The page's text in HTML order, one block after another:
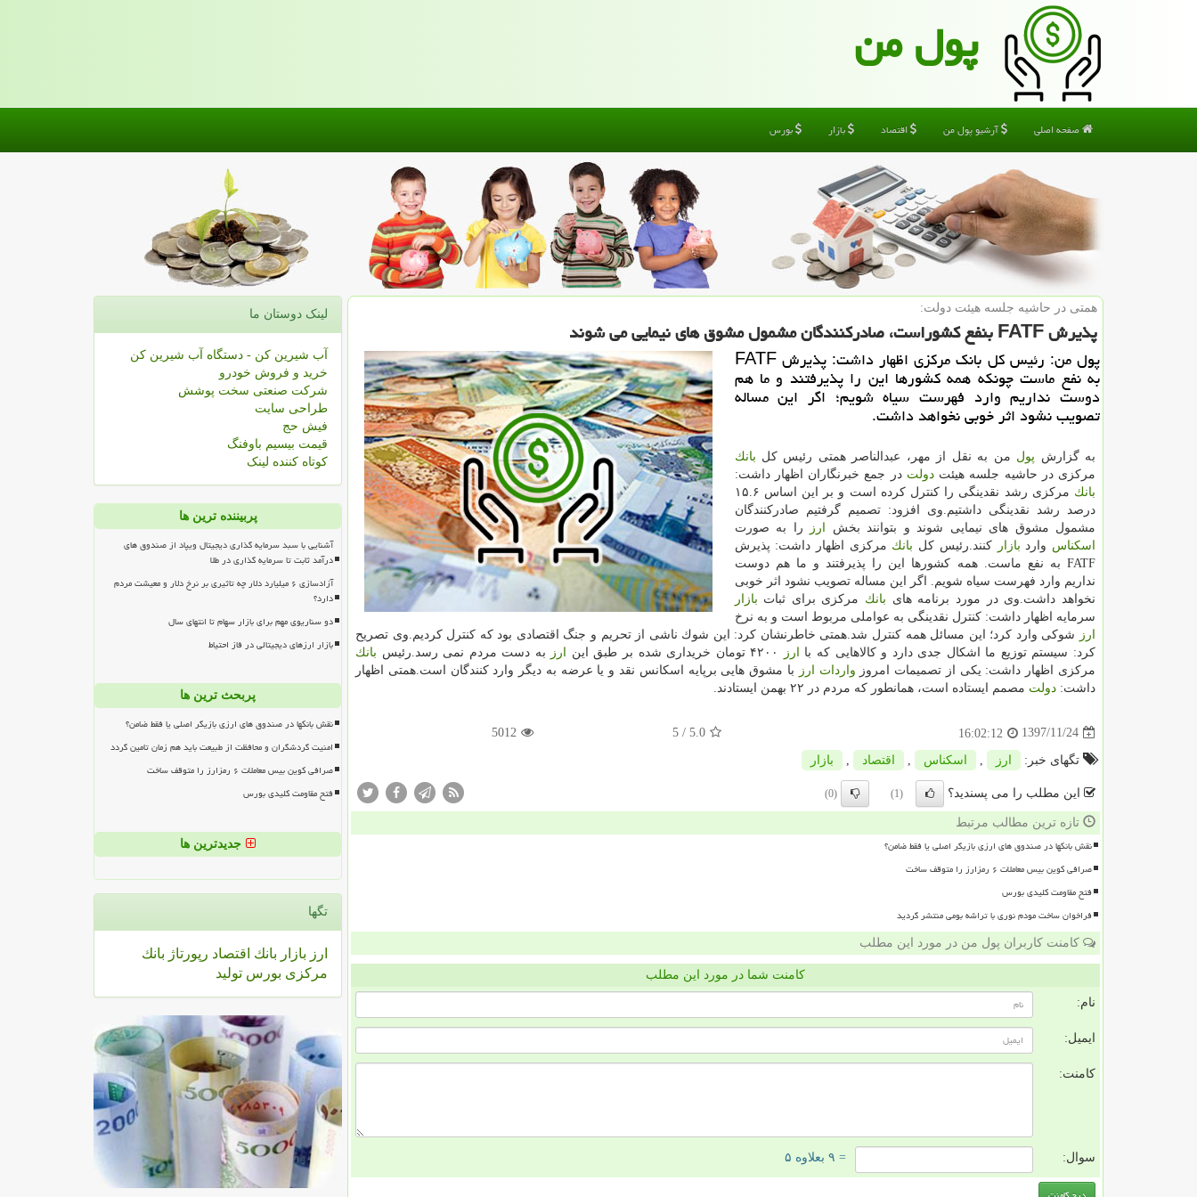
پول من
صفحه اصلی آرشیو پول من اقتصاد بازار بورس
همتی در حاشیه جلسه هیئت دولت:
پذیرش FATF بنفع كشوراست، صادركنندگان مشمول مشوق های نیمایی می شوند
پول من: رئیس كل بانك مركزی اظهار داشت: پذیرش FATF
به نفع ماست چونكه همه كشورها این را پذیرفتند و ما هم
دوست نداریم وارد فهرست سیاه شویم؛ اگر این مساله
تصویب نشود اثر خوبی نخواهد داشت.
به گزارش پول من به نقل از مهر، عبدالناصر همتی رئیس كل بانك
مركزی در حاشیه جلسه هیئتدولت در جمع خبرنگاران اظهار داشت:
بانك
مركزی رشد نقدینگی را كنترل كرده است و بر این اساس ۱۵.۶
درصد رشد نقدینگی داشتیم.وی افزود: تصمیم گرفتیم صادركنندگان
مشمول مشوق های نیمایی شوند و بتوانند بخش
ارز
را به صورت
اسكناس وارد بازار كنند.رئیس كل بانك مركزی اظهار داشت: پذیرش
FATF به نفع ماست. همه كشورها این را پذیرفتند و ما هم دوست
نداریم وارد فهرست سیاه شویم. اگر این مساله تصویب نشود اثر خوبی
نخواهد داشت.وی در مورد برنامه های بانك مركزی برای ثبات بازار
سرمایه اظهار داشت: كنترل نقدینگی به عواملی مربوط است و به نرخ
ارز
شوكی وارد كرد؛ این مسائل همه كنترل شد.همتی خاطرنشان كرد: این شوك ناشی از تحریم و جنگ اقتصادی بود كه كنترل كردیم.وی تصریح
كرد: سیستم توزیع ما اشكال جدی دارد و كالاهایی كه با
ارز ارز به دست مردم نمی رسد.رئیس بانك
مركزی اظهار داشت: یكی از تصمیمات امروز واردات ارز
با مشوق هایی برپایه اسكانس نقد و یا عرضه به دیگر وارد كنندگان است.همتی اظهار
داشت: دولت مصمم ایستاده است، همانطور كه مردم در ۲۲ بهمن ایستادند.
1397/11/24
16:02:12
5.0
/ 5
5012
تگهای خبر: ارز اسكناس اقتصاد بازار
این مطلب را می پسندید؟ (1)
(0)
تازه ترین مطالب مرتبط
نقش بانکها در صندوق های ارزی بازیگر اصلی یا فقط ضامن؟
صرافی کوین بیس معاملات ۶ رمزارز را متوقف ساخت
فتح مقاومت کلیدی بورس
فراخوان ساخت مودم نوری با تراشه بومی منتشر گردید
کامنت کاربران پول من در مورد این مطلب
کامنت شما در مورد این مطلب
نام:
ایمیل:
کامنت:
سوال: = ۹ بعلاوه ۵
لینک دوستان ما
آب شیرین کن - دستگاه آب شیرین کن
خرید و فروش خودرو
شرکت صنعتی سخت پوشش
طراحی سایت
فیش حج
قیمت بیسیم باوفنگ
کوتاه کننده لینک
پربیننده ترین ها
آشنایی با سبد سرمایه گذاری دیجیتال ویپاد از صندوق های
درآمد ثابت تا سرمایه گذاری در طلا
آزادسازی ۶ میلیارد دلار چه تاثیری بر نرخ دلار و معیشت مردم
دارد؟
دو سناریوی مهم برای بازار سهام تا انتهای سال
بازار ارزهای دیجیتالی در فاز احتیاط
پربحث ترین ها
نقش بانکها در صندوق های ارزی بازیگر اصلی یا فقط ضامن؟
امنیت گردشگران و محافظت از طبیعت باید هم زمان تامین گردد
صرافی کوین بیس معاملات ۶ رمزارز را متوقف ساخت
فتح مقاومت کلیدی بورس
جدیدترین ها
تگها
ارز بازار بانك اقتصاد رپورتاژ بانك
مركزی بورس تولید